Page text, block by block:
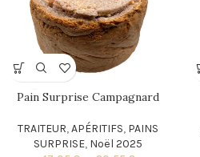
Pain Surprise Campagnard
TRAITEUR,APÉRITIFS, PAINS
SURPRISE, Noël 2025